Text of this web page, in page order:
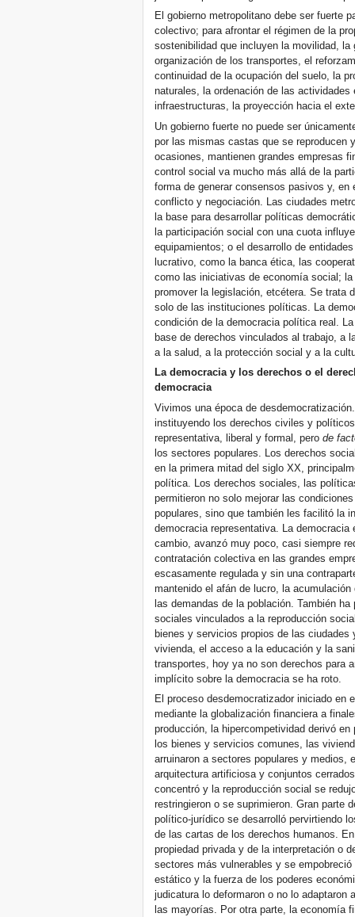
El gobierno metropolitano debe ser fuerte
colectivo; para afrontar el régimen de la
sostenibilidad que incluyen la movilidad,
organización de los transportes, el
continuidad de la ocupación del suelo, la
naturales, la ordenación de las
infraestructuras, la proyección hacia el
Un gobierno fuerte no puede ser
por las mismas castas que se reproducen
ocasiones, mantienen grandes empresas
control social va mucho más allá de la
forma de generar consensos pasivos y,
conflicto y negociación. Las ciudades
la base para desarrollar políticas
la participación social con una cuota
equipamientos; o el desarrollo de
lucrativo, como la banca ética, las
como las iniciativas de economía social;
promover la legislación, etcétera. Se trata
solo de las instituciones políticas. La
condición de la democracia política real.
base de derechos vinculados al trabajo, a
a la salud, a la protección social y a la
La democracia y los derechos o el
democracia
Vivimos una época de
instituyendo los derechos civiles y
representativa, liberal y formal, perode
los sectores populares. Los derechos
en la primera mitad del siglo XX,
política. Los derechos sociales, las
permitieron no solo mejorar las
populares, sino que también les facilitó la
democracia representativa. La
cambio, avanzó muy poco, casi siempre
contratación colectiva en las grandes
escasamente regulada y sin una
mantenido el afán de lucro, la
las demandas de la población. También
sociales vinculados a la reproducción
bienes y servicios propios de las
vivienda, el acceso a la educación y la
transportes, hoy ya no son derechos para
implícito sobre la democracia se ha roto.
El proceso desdemocratizador iniciado en
mediante la globalización financiera a
producción, la hipercompetividad derivó
los bienes y servicios comunes, las
arruinaron a sectores populares y medios,
arquitectura artificiosa y conjuntos
concentró y la reproducción social se
restringieron o se suprimieron. Gran parte
político-jurídico se desarrolló pervirtiendo
de las cartas de los derechos humanos.
propiedad privada y de la interpretación o
sectores más vulnerables y se
estático y la fuerza de los poderes
judicatura lo deformaron o no lo
las mayorías. Por otra parte, la economía